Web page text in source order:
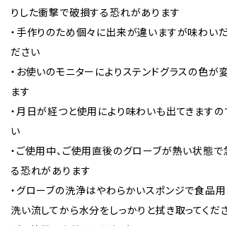
りした衝撃で破損する恐れがあります
・手作りのため個々に出来が違いますが味わい
ださい
・お使いのモニターによりステンドグラスの色が
ます
・月日が経つと使用により味わいも出てきますの
い
・ご使用中、ご使用直後のグローブが熱い状態
る恐れがあります
・グローブの洗浄はやわらかいスポンジで食品
洗い流してから水分をしっかりと拭き取ってくだ